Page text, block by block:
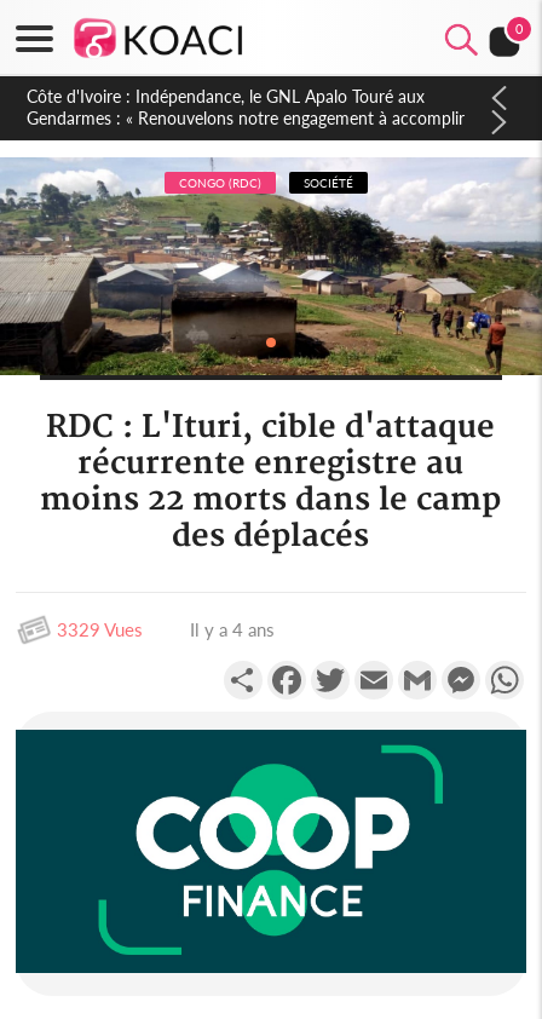
0
Sierra Leone : Un projet de réforme constitutionnelle en
gestation, points clés des amendements, un exclu d'avance
CONGO (RDC) SOCIÉTÉ
RDC : L'Ituri, cible d'attaque
récurrente enregistre au
moins 22 morts dans le camp
des déplacés
3329 Vues Il y a 4 ans
PartagerFacebookTwitterEmail Gmail